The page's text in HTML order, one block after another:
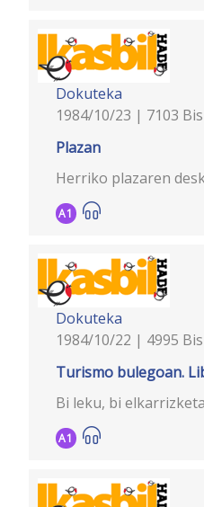
Dokuteka
1984/10/23 | 7103
Plazan
Herriko plazaren
A1
Dokuteka
1984/10/22 | 4995
Turismo bulegoan.
Bi leku, bi
A1